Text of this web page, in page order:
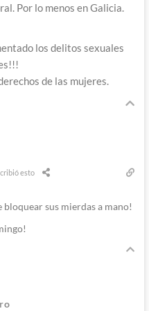
Por lo menos en Galicia.
los delitos sexuales
de las mujeres.
esto
bloquear sus mierdas a mano!